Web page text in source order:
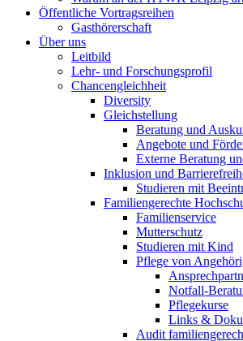
Öffentliche Vortragsreihen
Gasthörerschaft
Über uns
Leitbild
Lehr- und Forschungsprofil
Chancengleichheit
Diversity
Gleichstellung
Beratung und
Angebote und
Externe Beratung
Inklusion und
Studieren mit
Familiengerechte
Familienservice
Mutterschutz
Studieren mit Kind
Pflege von
Notfall-
Pflegekurse
Links &
Audit